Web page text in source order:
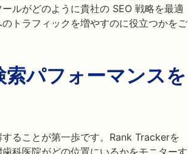
ルがどのように貴社の SEO 戦略を最適
トラフィックを増やすのに役立つかをご
パフォーマンスを
ることが第一歩です。Rank Trackerを
科医院がどの位置にいるかをモニターす